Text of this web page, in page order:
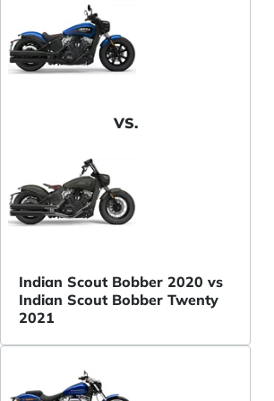
VS.
Indian Scout Bobber 2020 vs
Indian Scout Bobber Twenty
2021